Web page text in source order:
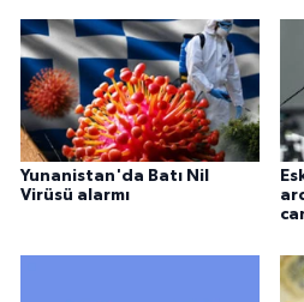
Yunanistan'da Batı Nil
Virüsü alarmı